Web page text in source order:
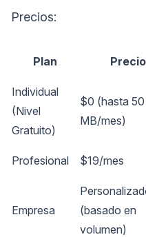
Precios:
Plan Precio
Individual
(Nivel
Gratuito)
$0 (hasta 50
MB/mes)
Profesional $19/mes
Empresa
(basado en
volumen)